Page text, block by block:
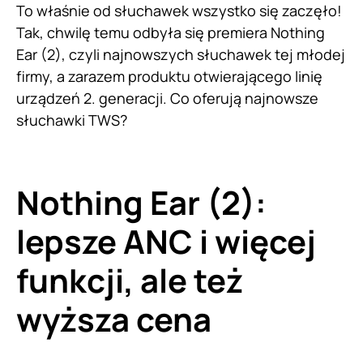
To właśnie od słuchawek wszystko się zaczęło!
Tak, chwilę temu odbyła się premiera Nothing
Ear (2), czyli najnowszych słuchawek tej młodej
firmy, a zarazem produktu otwierającego linię
urządzeń 2. generacji. Co oferują najnowsze
słuchawki TWS?
Nothing Ear (2):
lepsze ANC i więcej
funkcji, ale też
wyższa cena